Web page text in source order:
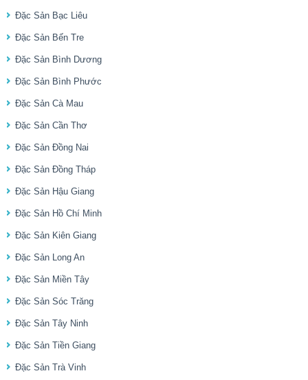
Đặc Sản Bạc Liêu
Đặc Sản Bến Tre
Đặc Sản Bình Dương
Đặc Sản Bình Phước
Đặc Sản Cà Mau
Đặc Sản Cần Thơ
Đặc Sản Đồng Nai
Đặc Sản Đồng Tháp
Đặc Sản Hậu Giang
Đặc Sản Hồ Chí Minh
Đặc Sản Kiên Giang
Đặc Sản Long An
Đặc Sản Miền Tây
Đặc Sản Sóc Trăng
Đặc Sản Tây Ninh
Đặc Sản Tiền Giang
Đặc Sản Trà Vinh